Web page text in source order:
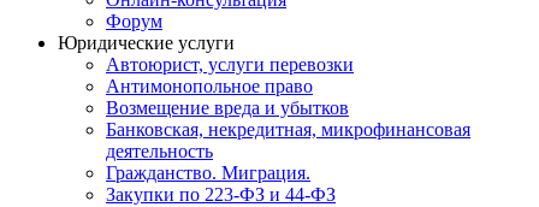
Форум
Юридические услуги
Автоюрист, услуги перевозки
Антимонопольное право
Возмещение вреда и убытков
Банковская, некредитная, микрофинансовая
деятельность
Гражданство. Миграция.
Закупки по 223-ФЗ и 44-ФЗ